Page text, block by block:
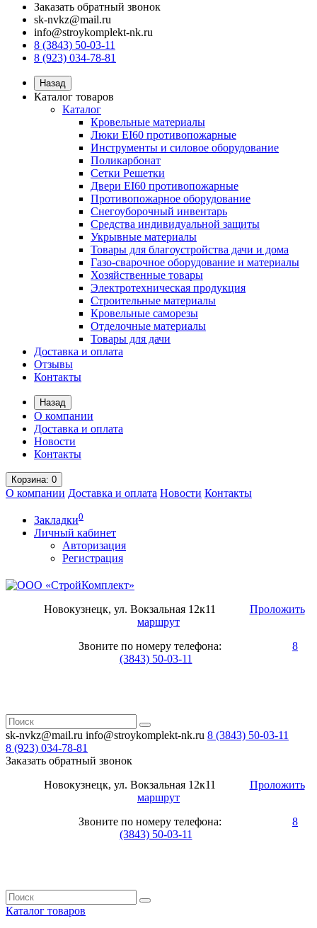
Заказать обратный звонок
sk-nvkz@mail.ru
info@stroykomplekt-nk.ru
8 (3843) 50-03-11
8 (923) 034-78-81
Назад
Каталог товаров
Каталог
Кровельные материалы
Люки EI60 противопожарные
Инструменты и силовое оборудование
Поликарбонат
Сетки Решетки
Двери EI60 противопожарные
Противопожарное оборудование
Снегоуборочный инвентарь
Средства индивидуальной защиты
Укрывные материалы
Товары для благоустройства дачи и дома
Газо-сварочное оборудование и материалы
Хозяйственные товары
Электротехническая продукция
Строительные материалы
Кровельные саморезы
Отделочные материалы
Товары для дачи
Доставка и оплата
Отзывы
Контакты
Назад
О компании
Доставка и оплата
Новости
Контакты
Корзина: 0
О компании Доставка и оплата Новости Контакты
Закладки0
Личный кабинет
Авторизация
Регистрация
Новокузнецк, ул. Вокзальная 12к11 Проложить
маршрут
Звоните по номеру телефона: 8
(3843) 50-03-11
sk-nvkz@mail.ru info@stroykomplekt-nk.ru 8 (3843) 50-03-11
8 (923) 034-78-81
Заказать обратный звонок
Новокузнецк, ул. Вокзальная 12к11 Проложить
маршрут
Звоните по номеру телефона: 8
(3843) 50-03-11
Каталог товаров